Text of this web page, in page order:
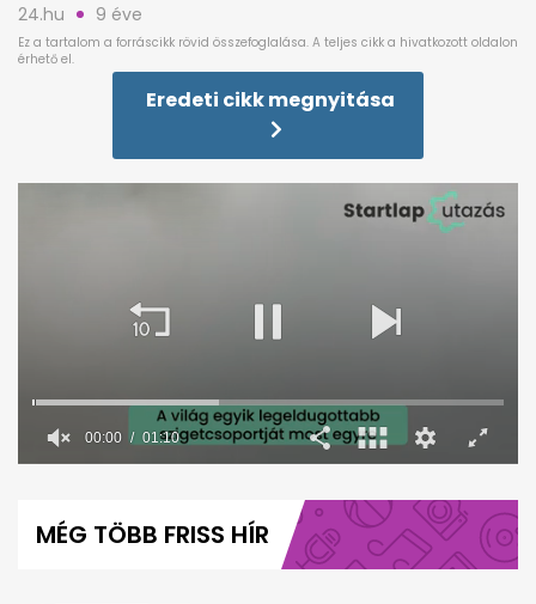
24.hu 9 éve
Eredeti cikk megnyitása
minute,
00:00 01:10
MÉG TÖBB FRISS HÍR